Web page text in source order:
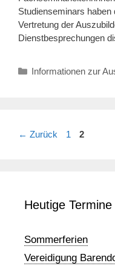
Studienseminars haben
Vertretung der
Dienstbesprechungen
Kategorien
Informationen zur
← Zurück Seite
1 Seite
2
Heutige Termine
Sommerferien
Vereidigung